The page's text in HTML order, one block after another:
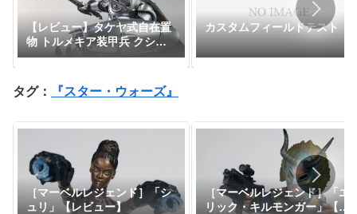
【レビュー】タケヤ式自在置
物 トルメキア装甲兵 クシャ
ナ親衛隊Ver.『風の谷のナウ
カスタムフィールドテスト
タグ： 『スター・ウォーズ』
［マーベルレジェンド］「シ
ュリ」【レビュー】
［マーベルレジェンド］「エ
リック・キルモンガー」【レ